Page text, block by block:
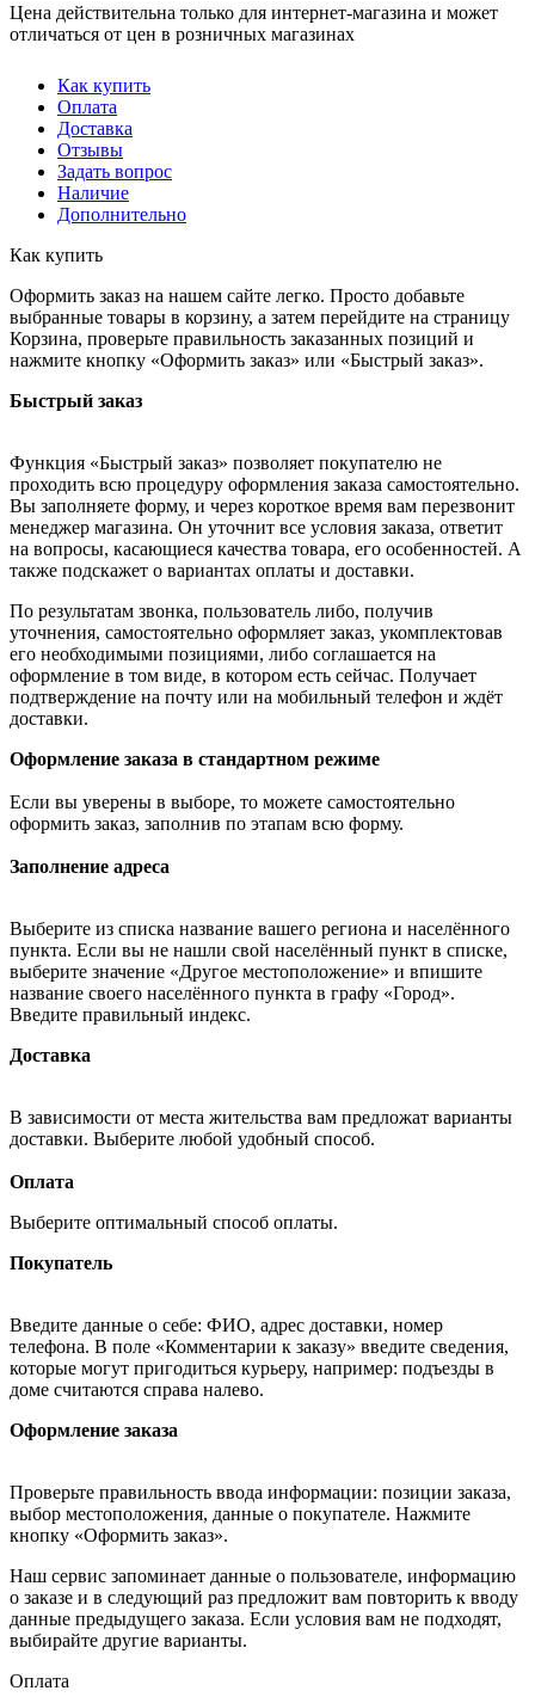
Цена действительна только для интернет-магазина и может
отличаться от цен в розничных магазинах
Как купить
Оплата
Доставка
Отзывы
Задать вопрос
Наличие
Дополнительно
Как купить
Оформить заказ на нашем сайте легко. Просто добавьте
выбранные товары в корзину, а затем перейдите на страницу
Корзина, проверьте правильность заказанных позиций и
нажмите кнопку «Оформить заказ» или «Быстрый заказ».
Быстрый заказ
Функция «Быстрый заказ» позволяет покупателю не
проходить всю процедуру оформления заказа самостоятельно.
Вы заполняете форму, и через короткое время вам перезвонит
менеджер магазина. Он уточнит все условия заказа, ответит
на вопросы, касающиеся качества товара, его особенностей. А
также подскажет о вариантах оплаты и доставки.
По результатам звонка, пользователь либо, получив
уточнения, самостоятельно оформляет заказ, укомплектовав
его необходимыми позициями, либо соглашается на
оформление в том виде, в котором есть сейчас. Получает
подтверждение на почту или на мобильный телефон и ждёт
доставки.
Оформление заказа в стандартном режиме
Если вы уверены в выборе, то можете самостоятельно
оформить заказ, заполнив по этапам всю форму.
Заполнение адреса
Выберите из списка название вашего региона и населённого
пункта. Если вы не нашли свой населённый пункт в списке,
выберите значение «Другое местоположение» и впишите
название своего населённого пункта в графу «Город».
Введите правильный индекс.
Доставка
В зависимости от места жительства вам предложат варианты
доставки. Выберите любой удобный способ.
Оплата
Выберите оптимальный способ оплаты.
Покупатель
Введите данные о себе: ФИО, адрес доставки, номер
телефона. В поле «Комментарии к заказу» введите сведения,
которые могут пригодиться курьеру, например: подъезды в
доме считаются справа налево.
Оформление заказа
Проверьте правильность ввода информации: позиции заказа,
выбор местоположения, данные о покупателе. Нажмите
кнопку «Оформить заказ».
Наш сервис запоминает данные о пользователе, информацию
о заказе и в следующий раз предложит вам повторить к вводу
данные предыдущего заказа. Если условия вам не подходят,
выбирайте другие варианты.
Оплата